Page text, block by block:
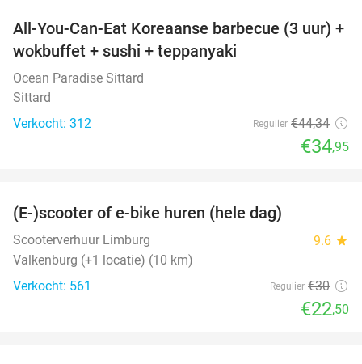
21%
All-You-Can-Eat Koreaanse barbecue (3 uur) +
wokbuffet + sushi + teppanyaki
Ocean Paradise Sittard
Sittard
Verkocht: 312
Regulier €44,34
€34,95
(E-)scooter of e-bike huren (hele dag)
Scooterverhuur Limburg 9.6 star
Valkenburg (+1 locatie) (10 km)
Verkocht: 561
Regulier €30
€22,50